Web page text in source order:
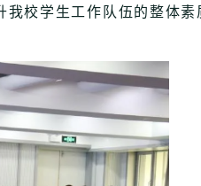
校学生工作队伍的整体素